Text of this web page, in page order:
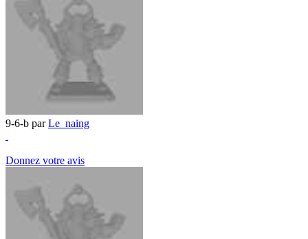
9-6-b parLe_naing
Donnez votre avis